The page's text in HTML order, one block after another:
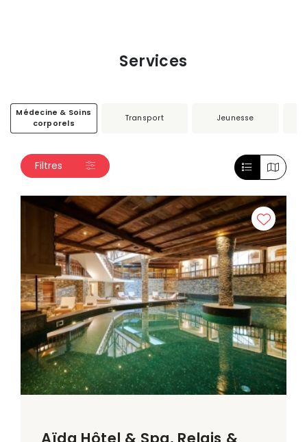
Services
Médecine & Soins
corporels
Transport Jeunesse
Filtres